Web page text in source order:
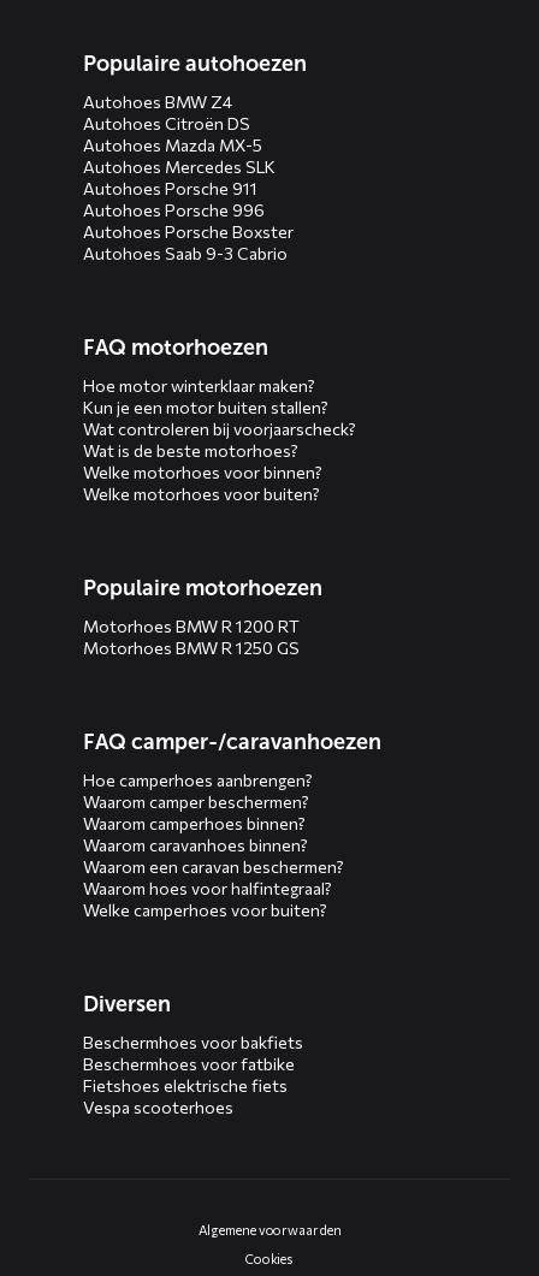
Populaire autohoezen
Autohoes BMW Z4
Autohoes Citroën DS
Autohoes Mazda MX-5
Autohoes Mercedes SLK
Autohoes Porsche 911
Autohoes Porsche 996
Autohoes Porsche Boxster
Autohoes Saab 9-3 Cabrio
FAQ motorhoezen
Hoe motor winterklaar maken?
Kun je een motor buiten stallen?
Wat controleren bij voorjaarscheck?
Wat is de beste motorhoes?
Welke motorhoes voor binnen?
Welke motorhoes voor buiten?
Populaire motorhoezen
Motorhoes BMW R 1200 RT
Motorhoes BMW R 1250 GS
FAQ camper-/caravanhoezen
Hoe camperhoes aanbrengen?
Waarom camper beschermen?
Waarom camperhoes binnen?
Waarom caravanhoes binnen?
Waarom een caravan beschermen?
Waarom hoes voor halfintegraal?
Welke camperhoes voor buiten?
Diversen
Beschermhoes voor bakfiets
Beschermhoes voor fatbike
Fietshoes elektrische fiets
Vespa scooterhoes
Algemene voorwaarden
Cookies